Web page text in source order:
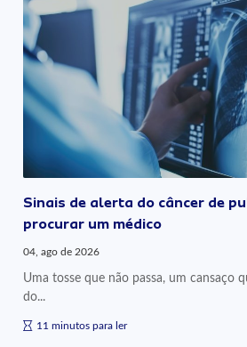
Sinais de alerta do câncer de
procurar um médico
04, ago de 2026
Uma tosse que não passa, um cansaço
do...
11 minutos para ler